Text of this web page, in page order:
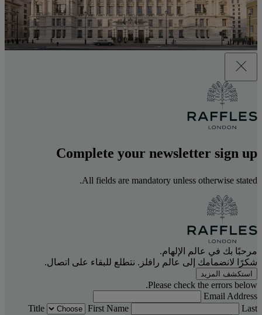
Complete your newsletter sign up
All fields are mandatory unless otherwise stated.
مرحبًا بك في عالم الإلهام.
شكرًا لانضمامك إلى عالم رافلز. نتطلع للبقاء على اتصال.
استكشف المزيد
Please check the errors below.
Email Address
Title
First Name
Last